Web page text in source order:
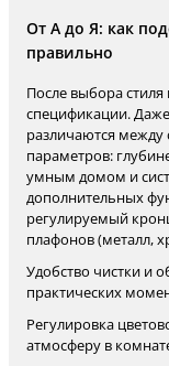
От А до Я: как
правильно
После выбора
спецификации.
различаются
параметров:
умным домом и
дополнительных
регулируемый
плафонов (металл,
Удобство чистки и
практических
Регулировка
атмосферу в